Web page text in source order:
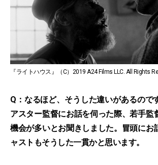
『ライトハウス』（C）2019 A24 Films LLC. All Rights
Q：なるほど、そうした違いがあるので
アスター監督にお話を伺った際、若手監
機会が多いとお聞きしました。冒頭にお
ャストもそうした一貫かと思います。